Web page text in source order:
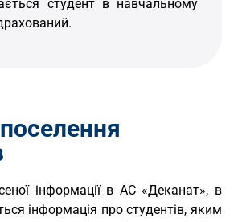
студент в навчальному
інформації в АС «Деканат», в
інформація про студентів, яким